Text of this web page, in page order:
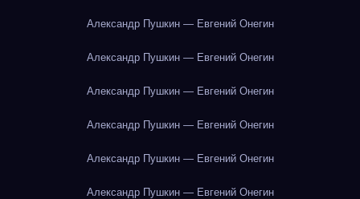
Александр Пушкин — Евгений Онегин
Александр Пушкин — Евгений Онегин
Александр Пушкин — Евгений Онегин
Александр Пушкин — Евгений Онегин
Александр Пушкин — Евгений Онегин
Александр Пушкин — Евгений Онегин